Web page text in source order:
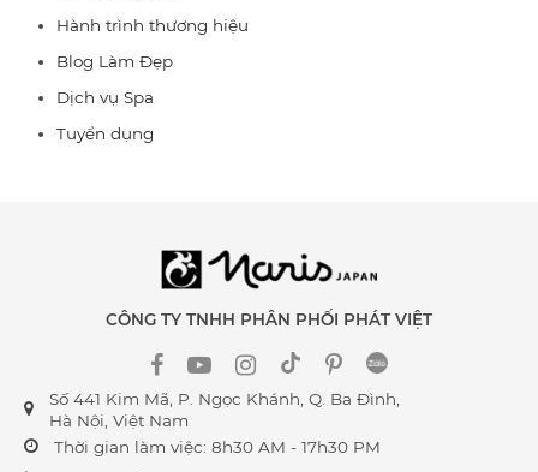
Hành trình thương hiệu
Blog Làm Đẹp
Dịch vụ Spa
Tuyển dụng
CÔNG TY TNHH PHÂN PHỐI PHÁT VIỆT
Số 441 Kim Mã, P. Ngọc Khánh, Q. Ba Đình,
Hà Nội, Việt Nam
Thời gian làm việc: 8h30 AM - 17h30 PM